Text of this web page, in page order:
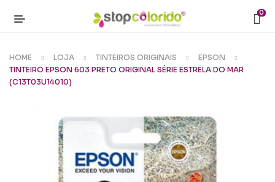
0
HOME LOJA TINTEIROS ORIGINAIS
EPSON
TINTEIRO EPSON 603 PRETO ORIGINAL SÉRIE ESTRELA DO MAR
(C13T03U14010)